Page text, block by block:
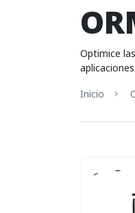
Optimice
aplicaciones.
Inicio